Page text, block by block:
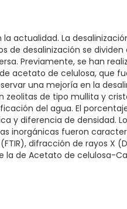
actualidad. La
desalinización se
Previamente, se han
acetato de celulosa, que
una mejoría en la
de tipo mullita y
del agua. El
diferencia de densidad.
inorgánicas fueron
difracción de rayos X
de Acetato de celulosa-